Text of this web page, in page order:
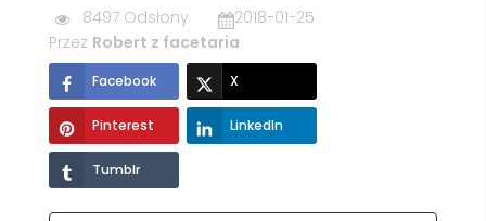
8497 Odsłony
2018-01-25
Przez Robert z facetaria
Facebook X
Pinterest LinkedIn
Tumblr